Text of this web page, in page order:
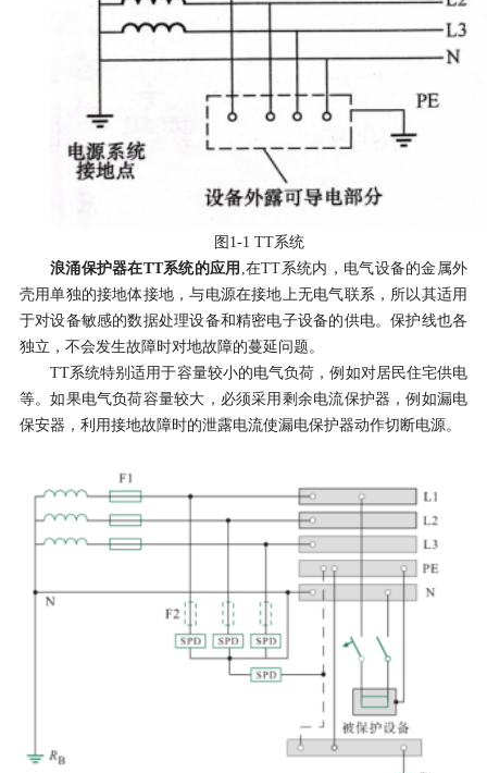
图1-1 TT系统
浪涌保护器在TT系统的应用 ,在TT系统内，电气设备的金属外
壳用单独的接地体接地，与电源在接地上无电气联系，所以其适用
于对设备敏感的数据处理设备和精密电子设备的供电。保护线也各
独立，不会发生故障时对地故障的蔓延问题。
TT系统特别适用于容量较小的电气负荷，例如对居民住宅供电
等。如果电气负荷容量较大，必须采用剩余电流保护器，例如漏电
保安器，利用接地故障时的泄露电流使漏电保护器动作切断电源。